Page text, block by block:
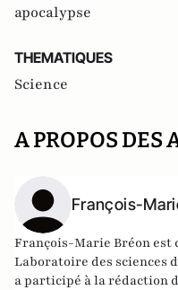
apocalypse
THEMATIQUES
Science
A PROPOS DES
François-
François-Marie Bréon est
Laboratoire des sciences
a participé à la rédaction